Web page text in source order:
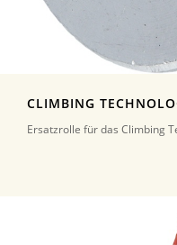
CLIMBING
Ersatzrolle für das Climbing